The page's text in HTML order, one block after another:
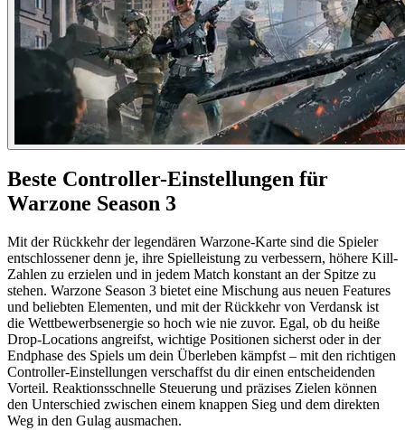
Beste Controller-Einstellungen für
Warzone Season 3
Mit der Rückkehr der legendären Warzone-Karte sind die Spieler
entschlossener denn je, ihre Spielleistung zu verbessern, höhere Kill-
Zahlen zu erzielen und in jedem Match konstant an der Spitze zu
stehen. Warzone Season 3 bietet eine Mischung aus neuen Features
und beliebten Elementen, und mit der Rückkehr von Verdansk ist
die Wettbewerbsenergie so hoch wie nie zuvor. Egal, ob du heiße
Drop-Locations angreifst, wichtige Positionen sicherst oder in der
Endphase des Spiels um dein Überleben kämpfst – mit den richtigen
Controller-Einstellungen verschaffst du dir einen entscheidenden
Vorteil. Reaktionsschnelle Steuerung und präzises Zielen können
den Unterschied zwischen einem knappen Sieg und dem direkten
Weg in den Gulag ausmachen.